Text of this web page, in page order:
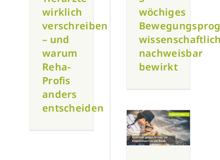
wöchiges
nachweisbar
bewirkt
wirklich
verschreiben
– und
warum
Reha-
Profis
anders
entscheiden